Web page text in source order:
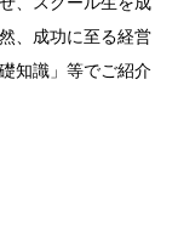
、成功に至る経営
知識」等でご紹介